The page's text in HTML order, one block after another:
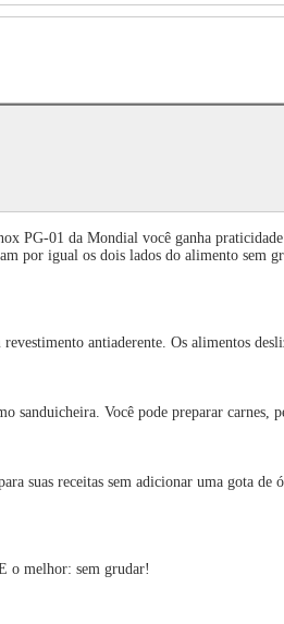
PG-01 da Mondial você ganha
por igual os dois lados do alimento sem
antiaderente. Os alimentos
Você pode preparar carnes,
receitas sem adicionar uma gota de
o melhor: sem grudar!